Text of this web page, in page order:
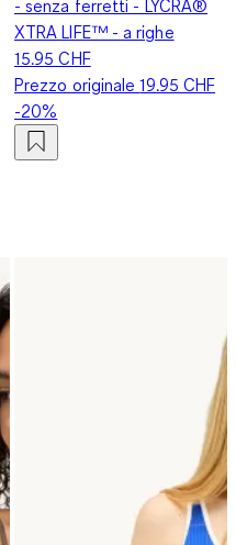
- senza ferretti - LYCRA®
XTRA LIFE™ - a righe
15.95 CHF
Prezzo originale19.95 CHF
-20%